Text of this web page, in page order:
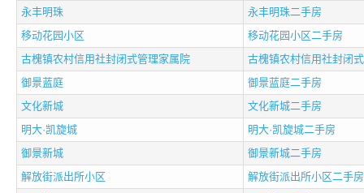
永丰明珠
永丰明珠二手房
移动花园小区
移动花园小区二手房
古槐镇农村信用社封闭式管理家属院
古槐镇农村信用社封闭
御景蓝庭
御景蓝庭二手房
文化新城
文化新城二手房
明大·凯旋城
明大·凯旋城二手房
御景新城
御景新城二手房
解放街派出所小区
解放街派出所小区二手房